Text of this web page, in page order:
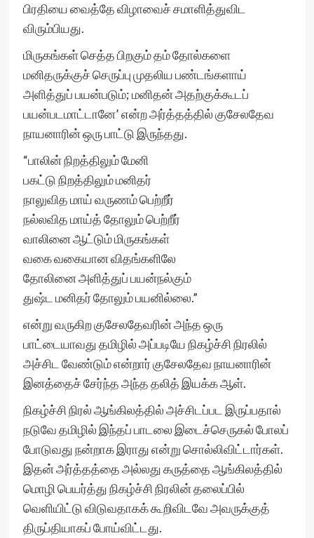
பிரதியை வைத்தே விழாவைச் சமாளித்துவிட
விரும்பியது.
மிருகங்கள் செத்த பிறகும் தம் தோல்களை
மனிதருக்குச் செருப்பு முதலிய பண்டங்களாய்
அளித்துப் பயன்படும்; மனிதன் அதற்குக்கூடப்
பயன்படமாட்டானே’ என்ற அர்த்தத்தில் குசேலதேவ
நாயனாரின் ஒரு பாட்டு இருந்தது.
“பாலின் நிறத்திலும் மேனி
பகட்டு நிறத்திலும் மனிதர்
நாலுவித மாய் வருணம் பெற்றீர்
நல்லவித மாய்த் தோலும் பெற்றீர்
வாலினை ஆட்டும் மிருகங்கள்
வகை வகையான விதங்களிலே
தோலினை அளித்துப் பயன்நல்கும்
துஷ்ட மனிதர் தோலும் பயனில்லை.”
என்று வருகிற குசேலதேவரின் அந்த ஒரு
பாட்டையாவது தமிழில் அப்படியே நிகழ்ச்சி நிரலில்
அச்சிட வேண்டும் என்றார் குசேலதேவ நாயனாரின்
இனத்தைச் சேர்ந்த அந்த தலித் இயக்க ஆள்.
நிகழ்ச்சி நிரல் ஆங்கிலத்தில் அச்சிடப்பட இருப்பதால்
நடுவே தமிழில் இந்தப் பாடலை இடைச்செருகல் போலப்
போடுவது நன்றாக இராது என்று சொல்லிவிட்டார்கள்.
இதன் அர்த்தத்தை அல்லது கருத்தை ஆங்கிலத்தில்
மொழி பெயர்த்து நிகழ்ச்சி நிரலின் தலைப்பில்
வெளியிட்டு விடுவதாகக் கூறிவிடவே அவருக்குத்
திருப்தியாகப் போய்விட்டது.